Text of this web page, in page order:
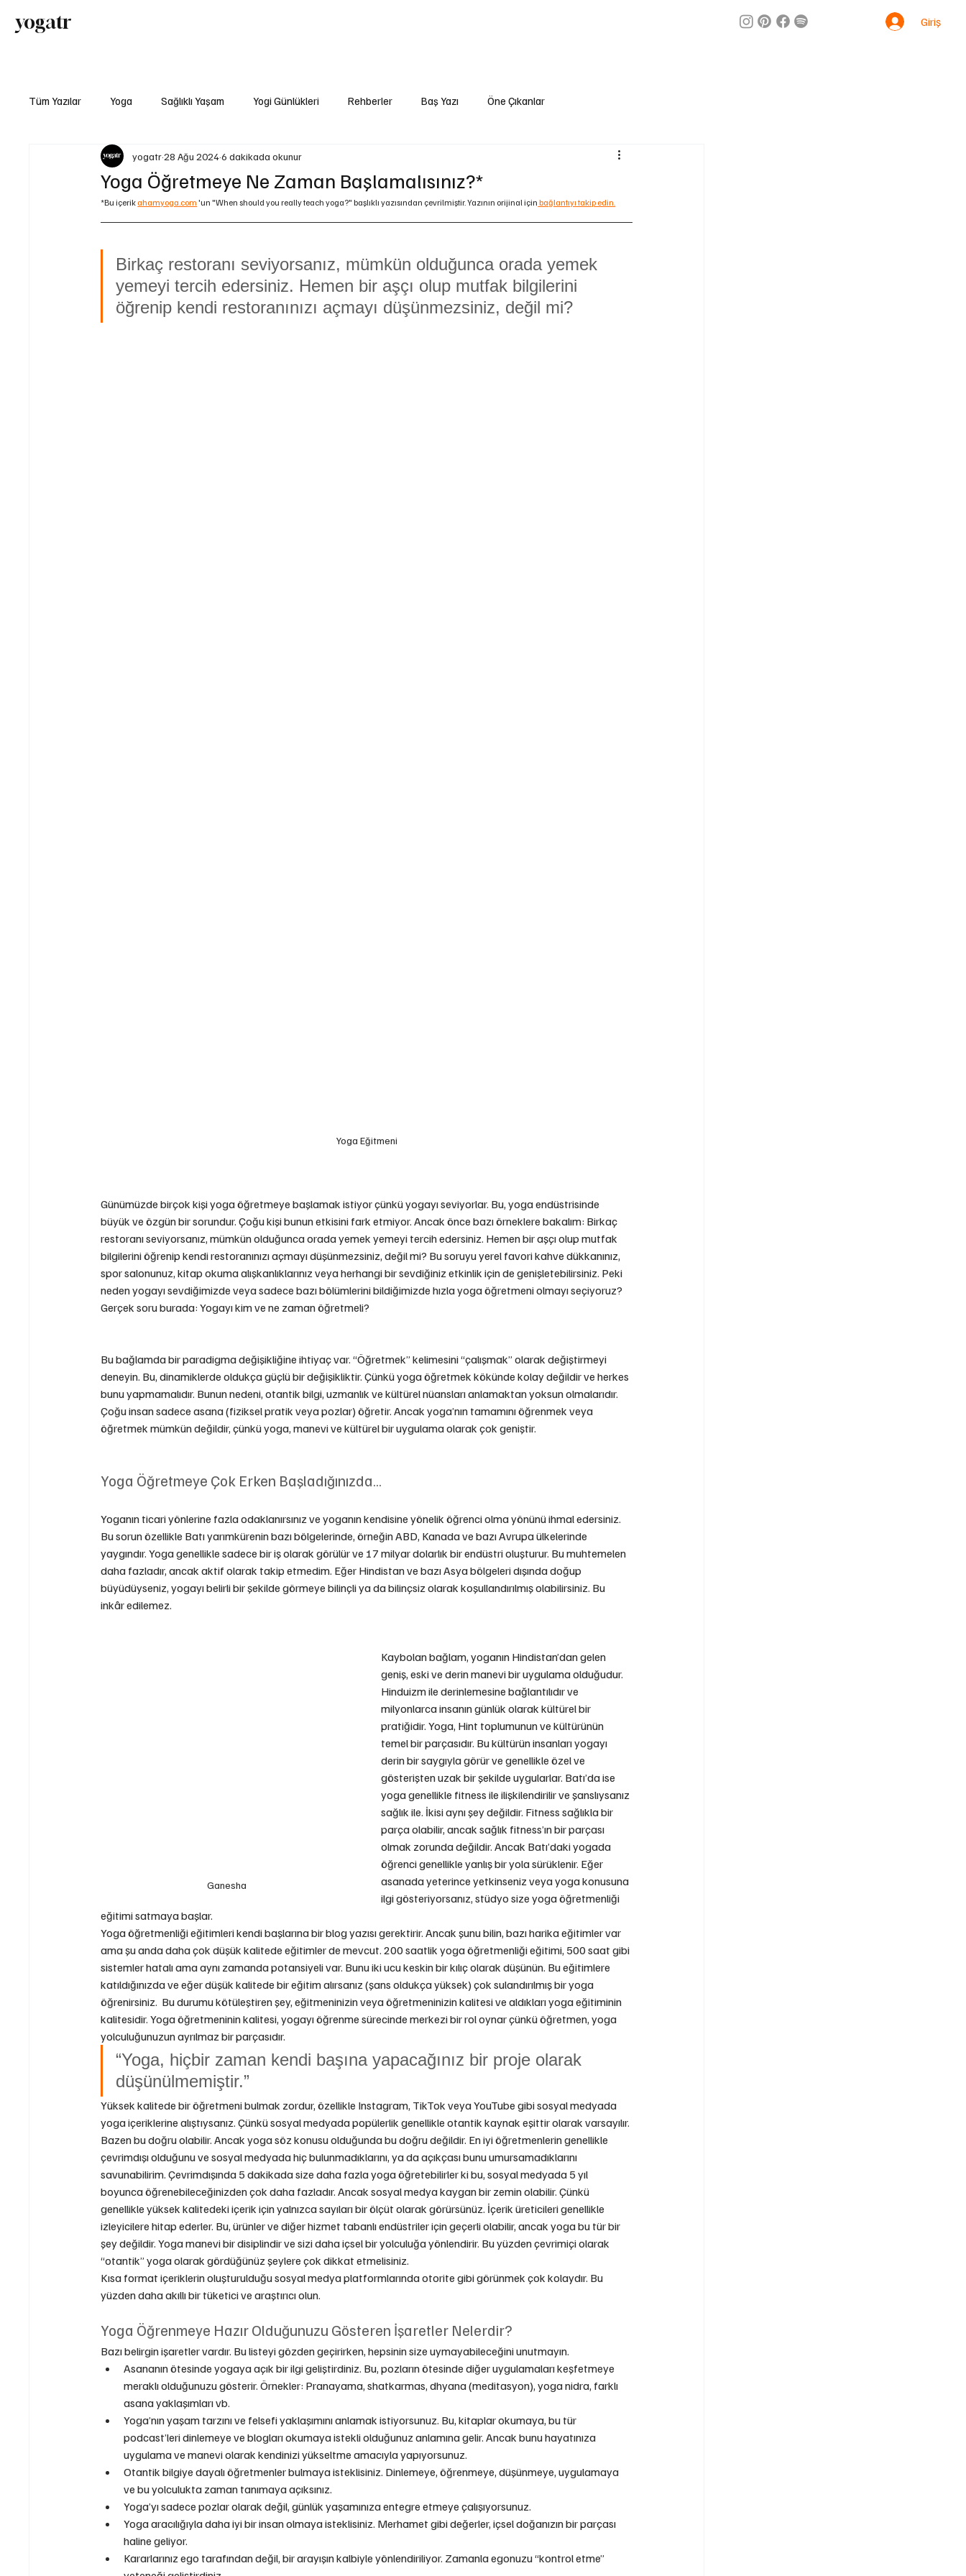
yogatr Giriş
Tüm Yazılar Yoga Sağlıklı Yaşam Yogi Günlükleri Rehberler Baş Yazı Öne Çıkanlar
Yoga Öğretmeye Ne Zaman Başlamalısınız?*
yogatr28 Ağu 20246 dakikada okunur
*Bu içerik ahamyoga.com 'un "When should you really teach yoga?" başlıklı yazısından çevrilmiştir. Yazının orijinal için bağlantıyı takip edin.
Birkaç restoranı seviyorsanız, mümkün olduğunca orada yemek
yemeyi tercih edersiniz. Hemen bir aşçı olup mutfak bilgilerini
öğrenip kendi restoranınızı açmayı düşünmezsiniz, değil mi?
Yoga Eğitmeni
Günümüzde birçok kişi yoga öğretmeye başlamak istiyor çünkü yogayı seviyorlar. Bu, yoga endüstrisinde
büyük ve özgün bir sorundur. Çoğu kişi bunun etkisini fark etmiyor. Ancak önce bazı örneklere bakalım: Birkaç
restoranı seviyorsanız, mümkün olduğunca orada yemek yemeyi tercih edersiniz. Hemen bir aşçı olup mutfak
bilgilerini öğrenip kendi restoranınızı açmayı düşünmezsiniz, değil mi? Bu soruyu yerel favori kahve dükkanınız,
spor salonunuz, kitap okuma alışkanlıklarınız veya herhangi bir sevdiğiniz etkinlik için de genişletebilirsiniz. Peki
neden yogayı sevdiğimizde veya sadece bazı bölümlerini bildiğimizde hızla yoga öğretmeni olmayı seçiyoruz?
Gerçek soru burada: Yogayı kim ve ne zaman öğretmeli?
Bu bağlamda bir paradigma değişikliğine ihtiyaç var. “Öğretmek” kelimesini “çalışmak” olarak değiştirmeyi
deneyin. Bu, dinamiklerde oldukça güçlü bir değişikliktir. Çünkü yoga öğretmek kökünde kolay değildir ve herkes
bunu yapmamalıdır. Bunun nedeni, otantik bilgi, uzmanlık ve kültürel nüansları anlamaktan yoksun olmalarıdır.
Çoğu insan sadece asana (fiziksel pratik veya pozlar) öğretir. Ancak yoga’nın tamamını öğrenmek veya
öğretmek mümkün değildir, çünkü yoga, manevi ve kültürel bir uygulama olarak çok geniştir.
Yoga Öğretmeye Çok Erken Başladığınızda…
Yoganın ticari yönlerine fazla odaklanırsınız ve yoganın kendisine yönelik öğrenci olma yönünü ihmal edersiniz.
Bu sorun özellikle Batı yarımkürenin bazı bölgelerinde, örneğin ABD, Kanada ve bazı Avrupa ülkelerinde
yaygındır. Yoga genellikle sadece bir iş olarak görülür ve 17 milyar dolarlık bir endüstri oluşturur. Bu muhtemelen
daha fazladır, ancak aktif olarak takip etmedim. Eğer Hindistan ve bazı Asya bölgeleri dışında doğup
büyüdüyseniz, yogayı belirli bir şekilde görmeye bilinçli ya da bilinçsiz olarak koşullandırılmış olabilirsiniz. Bu
inkâr edilemez.
Ganesha
Kaybolan bağlam, yoganın Hindistan’dan gelen
geniş, eski ve derin manevi bir uygulama olduğudur.
Hinduizm ile derinlemesine bağlantılıdır ve
milyonlarca insanın günlük olarak kültürel bir
pratiğidir. Yoga, Hint toplumunun ve kültürünün
temel bir parçasıdır. Bu kültürün insanları yogayı
derin bir saygıyla görür ve genellikle özel ve
gösterişten uzak bir şekilde uygularlar. Batı’da ise
yoga genellikle fitness ile ilişkilendirilir ve şanslıysanız
sağlık ile. İkisi aynı şey değildir. Fitness sağlıkla bir
parça olabilir, ancak sağlık fitness’ın bir parçası
olmak zorunda değildir. Ancak Batı’daki yogada
öğrenci genellikle yanlış bir yola sürüklenir. Eğer
asanada yeterince yetkinseniz veya yoga konusuna
ilgi gösteriyorsanız, stüdyo size yoga öğretmenliği
eğitimi satmaya başlar.
Yoga öğretmenliği eğitimleri kendi başlarına bir blog yazısı gerektirir. Ancak şunu bilin, bazı harika eğitimler var
ama şu anda daha çok düşük kalitede eğitimler de mevcut. 200 saatlik yoga öğretmenliği eğitimi, 500 saat gibi
sistemler hatalı ama aynı zamanda potansiyeli var. Bunu iki ucu keskin bir kılıç olarak düşünün. Bu eğitimlere
katıldığınızda ve eğer düşük kalitede bir eğitim alırsanız (şans oldukça yüksek) çok sulandırılmış bir yoga
öğrenirsiniz.  Bu durumu kötüleştiren şey, eğitmeninizin veya öğretmeninizin kalitesi ve aldıkları yoga eğitiminin
kalitesidir. Yoga öğretmeninin kalitesi, yogayı öğrenme sürecinde merkezi bir rol oynar çünkü öğretmen, yoga
yolculuğunuzun ayrılmaz bir parçasıdır.
“Yoga, hiçbir zaman kendi başına yapacağınız bir proje olarak
düşünülmemiştir.”
Yüksek kalitede bir öğretmeni bulmak zordur, özellikle Instagram, TikTok veya YouTube gibi sosyal medyada
yoga içeriklerine alıştıysanız. Çünkü sosyal medyada popülerlik genellikle otantik kaynak eşittir olarak varsayılır.
Bazen bu doğru olabilir. Ancak yoga söz konusu olduğunda bu doğru değildir. En iyi öğretmenlerin genellikle
çevrimdışı olduğunu ve sosyal medyada hiç bulunmadıklarını, ya da açıkçası bunu umursamadıklarını
savunabilirim. Çevrimdışında 5 dakikada size daha fazla yoga öğretebilirler ki bu, sosyal medyada 5 yıl
boyunca öğrenebileceğinizden çok daha fazladır. Ancak sosyal medya kaygan bir zemin olabilir. Çünkü
genellikle yüksek kalitedeki içerik için yalnızca sayıları bir ölçüt olarak görürsünüz. İçerik üreticileri genellikle
izleyicilere hitap ederler. Bu, ürünler ve diğer hizmet tabanlı endüstriler için geçerli olabilir, ancak yoga bu tür bir
şey değildir. Yoga manevi bir disiplindir ve sizi daha içsel bir yolculuğa yönlendirir. Bu yüzden çevrimiçi olarak
“otantik” yoga olarak gördüğünüz şeylere çok dikkat etmelisiniz.
Kısa format içeriklerin oluşturulduğu sosyal medya platformlarında otorite gibi görünmek çok kolaydır. Bu
yüzden daha akıllı bir tüketici ve araştırıcı olun.
Yoga Öğrenmeye Hazır Olduğunuzu Gösteren İşaretler Nelerdir?
Bazı belirgin işaretler vardır. Bu listeyi gözden geçirirken, hepsinin size uymayabileceğini unutmayın.
Asananın ötesinde yogaya açık bir ilgi geliştirdiniz. Bu, pozların ötesinde diğer uygulamaları keşfetmeye
meraklı olduğunuzu gösterir. Örnekler: Pranayama, shatkarmas, dhyana (meditasyon), yoga nidra, farklı
asana yaklaşımları vb.
Yoga’nın yaşam tarzını ve felsefi yaklaşımını anlamak istiyorsunuz. Bu, kitaplar okumaya, bu tür
podcast’leri dinlemeye ve blogları okumaya istekli olduğunuz anlamına gelir. Ancak bunu hayatınıza
uygulama ve manevi olarak kendinizi yükseltme amacıyla yapıyorsunuz.
Otantik bilgiye dayalı öğretmenler bulmaya isteklisiniz. Dinlemeye, öğrenmeye, düşünmeye, uygulamaya
ve bu yolculukta zaman tanımaya açıksınız.
Yoga’yı sadece pozlar olarak değil, günlük yaşamınıza entegre etmeye çalışıyorsunuz.
Yoga aracılığıyla daha iyi bir insan olmaya isteklisiniz. Merhamet gibi değerler, içsel doğanızın bir parçası
haline geliyor.
Kararlarınız ego tarafından değil, bir arayışın kalbiyle yönlendiriliyor. Zamanla egonuzu “kontrol etme”